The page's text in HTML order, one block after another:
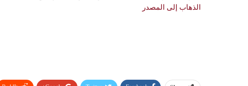
الذهاب إلى المصدر